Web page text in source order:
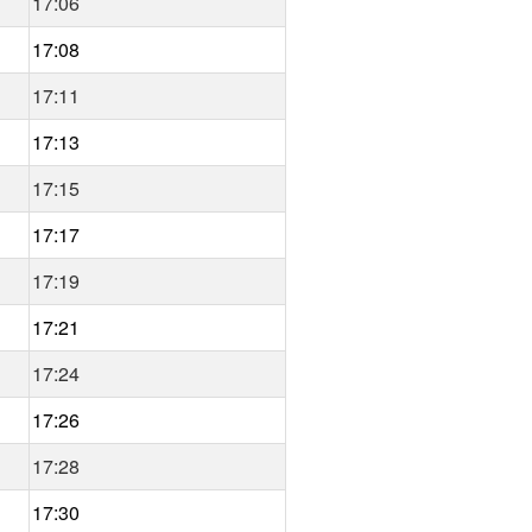
17:08
17:11
17:13
17:15
17:17
17:19
17:21
17:24
17:26
17:28
17:30